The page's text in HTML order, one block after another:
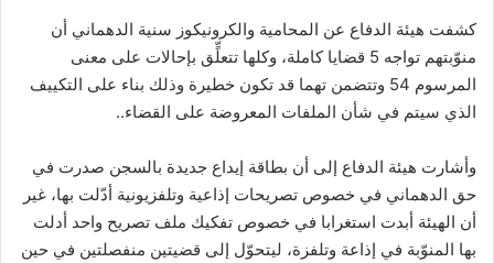
كشفت هيئة الدفاع عن المحامية والكرونيكوز سنية الدهماني أن
منوّبتهم تواجه 5 قضايا كاملة، وكلها تتعلٍّق بإحالات على معنى
المرسوم 54 وتتضمن تهما قد تكون خطيرة وذلك بناء على التكييف
الذي سيتم في شأن الملفات المعروضة على القضاء..
وأشارت هيئة الدفاع إلى أن بطاقة إيداع جديدة بالسجن صدرت في
حق الدهماني في خصوص تصريحات إذاعية وتلفزيونية أدّلت بها، غير
أن الهيئة أبدت استغرابا في خصوص تفكيك ملف تصريح واحد أدلت
بها المنوّبة في إذاعة وتلفزة، ليتحوّل إلى قضيتين منفصلتين في حين